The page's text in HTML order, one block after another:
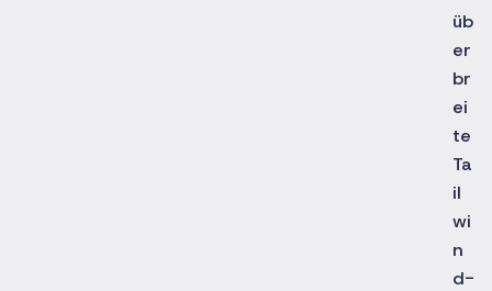
üb
er
br
ei
te
Ta
il
wi
n
d-